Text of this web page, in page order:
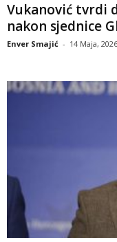
Vukanović tvrdi
nakon sjednice
Enver Smajić - 14 Maja, 2026